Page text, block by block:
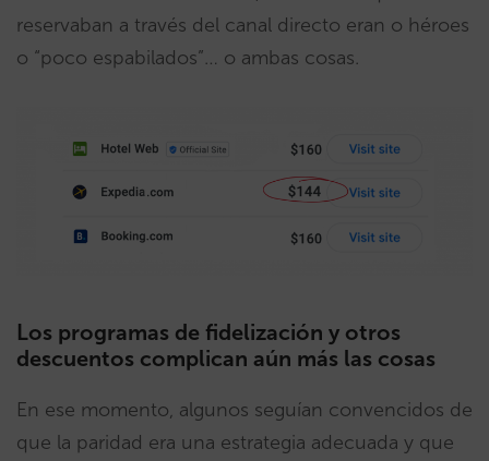
reservaban a través del canal directo eran o héroes
o “poco espabilados”… o ambas cosas.
Los programas de fidelización y otros
descuentos complican aún más las cosas
En ese momento, algunos seguían convencidos de
que la paridad era una estrategia adecuada y que